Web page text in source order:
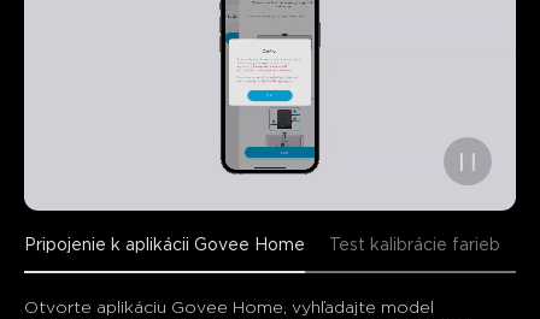
Pripojenie k aplikácii Govee Home Test kalibrácie farieb
Otvorte aplikáciu Govee Home, vyhľadajte model